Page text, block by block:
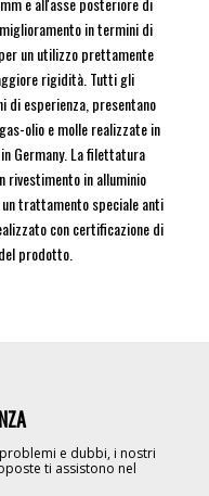
in termini di
un utilizzo prettamente
rigidità. Tutti gli
di esperienza, presentano
olio e molle realizzate in
Germany. La filettatura
rivestimento in alluminio
trattamento speciale anti
con certificazione di
prodotto.
e dubbi, i nostri
ti assistono nel